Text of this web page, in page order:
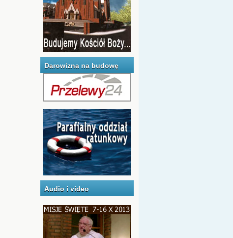
Darowizna na budowę
Audio i video